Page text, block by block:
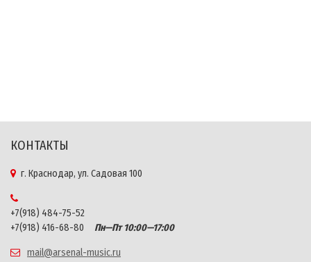
КОНТАКТЫ
г. Краснодар, ул. Садовая 100
+7(918) 484-75-52
+7(918) 416-68-80
Пн—Пт 10:00—17:00
mail@arsenal-music.ru